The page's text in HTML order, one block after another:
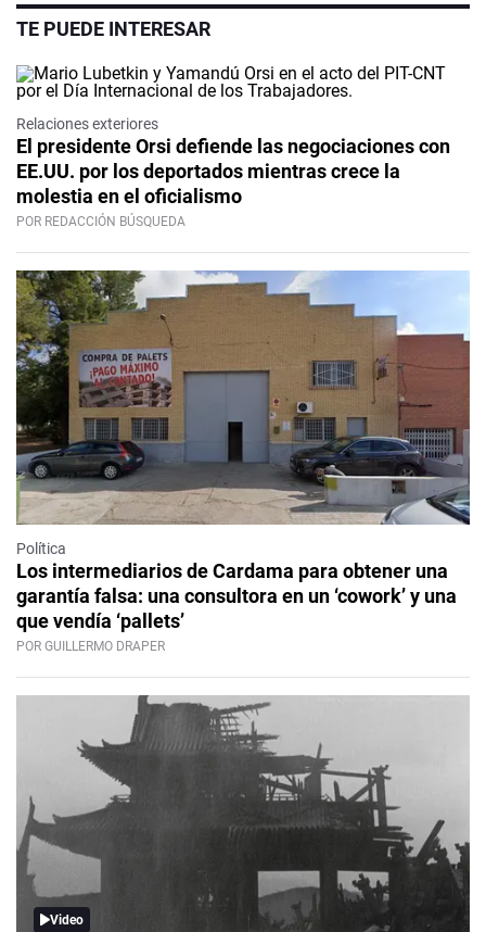
TE PUEDE INTERESAR
Relaciones exteriores
El presidente Orsi defiende las negociaciones con
EE.UU. por los deportados mientras crece la
molestia en el oficialismo
POR REDACCIÓN BÚSQUEDA
Política
Los intermediarios de Cardama para obtener una
garantía falsa: una consultora en un ‘cowork’ y una
que vendía ‘pallets’
POR GUILLERMO DRAPER
Video